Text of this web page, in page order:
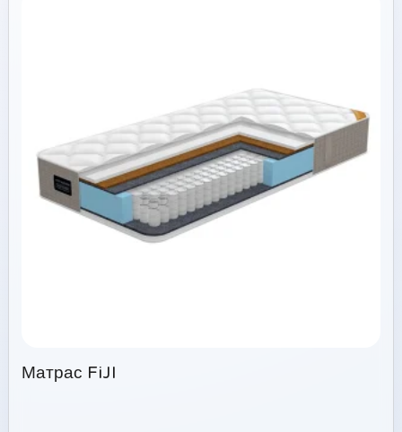
Матрас FiJI